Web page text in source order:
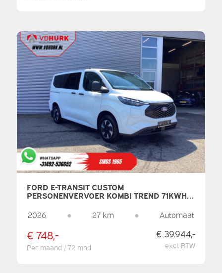
FORD E-TRANSIT CUSTOM
PERSONENVERVOER KOMBI TREND 71KWH
STOELVERW./ STUURVERW./ CARPLAY/ 9 P/
9 PERSOONS/ CLIMATE/ CAMERA/ PDC/
2026 ● 27 km ● Automaat
€ 748,-
Per maand / 72 mnd
€ 39.944,-
excl. BTW